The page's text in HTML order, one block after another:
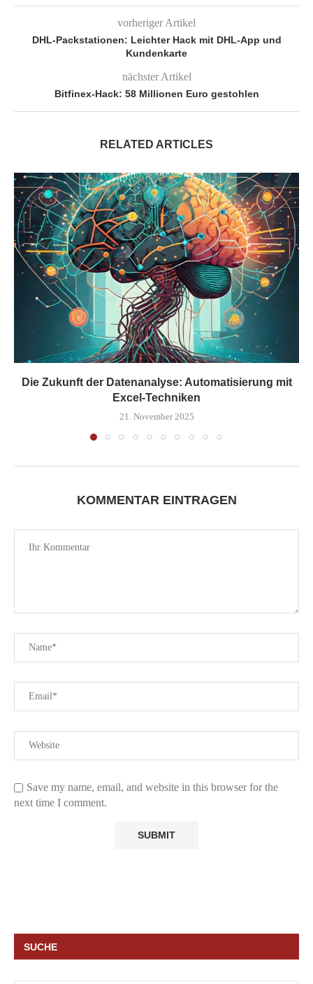
vorheriger Artikel
DHL-Packstationen: Leichter Hack mit DHL-App und
Kundenkarte
nächster Artikel
Bitfinex-Hack: 58 Millionen Euro gestohlen
RELATED ARTICLES
Die Zukunft der Datenanalyse: Automatisierung mit
Excel-Techniken
21. November 2025
KOMMENTAR EINTRAGEN
Save my name, email, and website in this browser for the
next time I comment.
SUCHE